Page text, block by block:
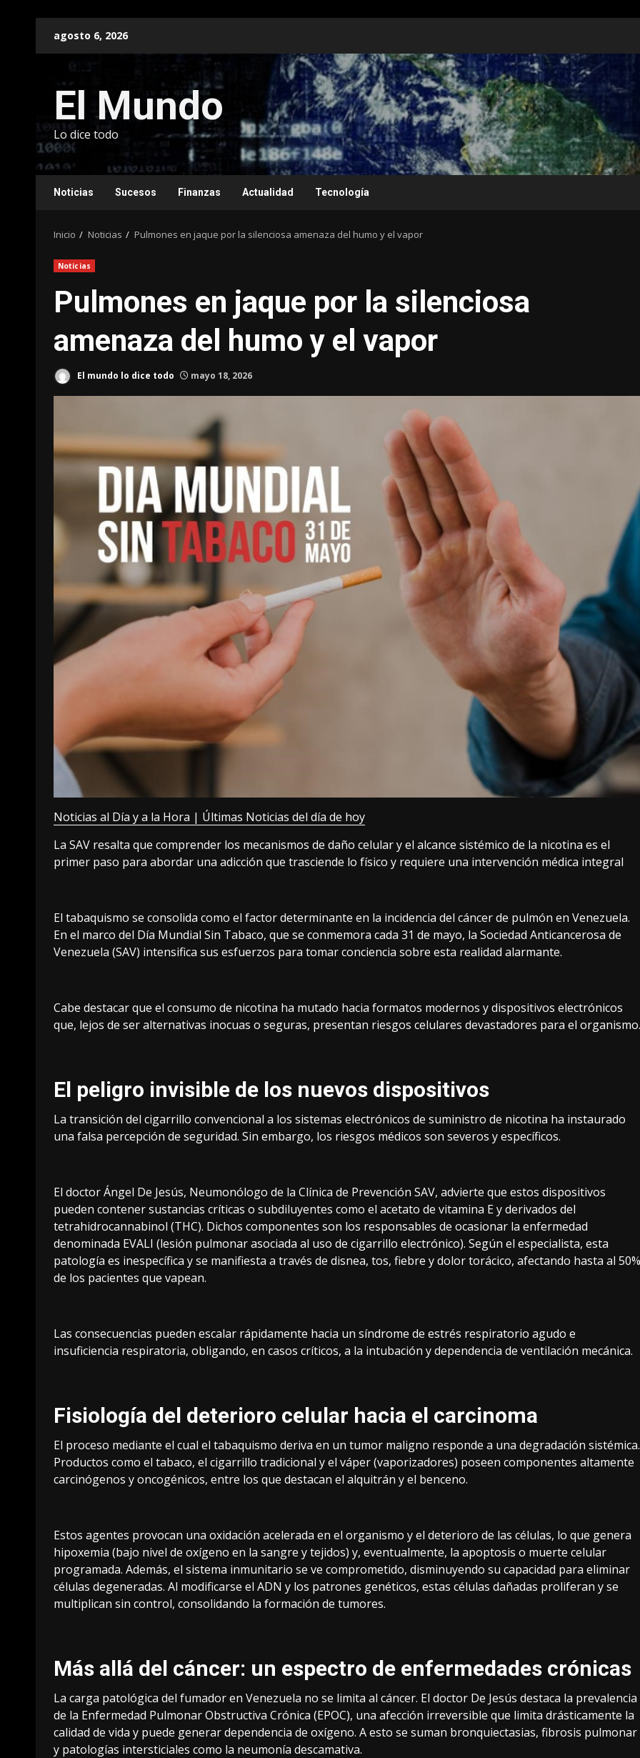
agosto 6, 2026
El Mundo
Lo dice todo
Noticias Sucesos Finanzas Actualidad Tecnología
Inicio Noticias Pulmones en jaque por la silenciosa amenaza del humo y el vapor
Noticias
Pulmones en jaque por la silenciosa
amenaza del humo y el vapor
El mundo lo dice todo mayo 18, 2026
Noticias al Día y a la Hora | Últimas Noticias del día de hoy
La SAV resalta que comprender los mecanismos de daño celular y el alcance sistémico de la nicotina es el
primer paso para abordar una adicción que trasciende lo físico y requiere una intervención médica integral
El tabaquismo se consolida como el factor determinante en la incidencia del cáncer de pulmón en Venezuela.
En el marco del Día Mundial Sin Tabaco, que se conmemora cada 31 de mayo, la Sociedad Anticancerosa de
Venezuela (SAV) intensifica sus esfuerzos para tomar conciencia sobre esta realidad alarmante.
Cabe destacar que el consumo de nicotina ha mutado hacia formatos modernos y dispositivos electrónicos
que, lejos de ser alternativas inocuas o seguras, presentan riesgos celulares devastadores para el organismo.
El peligro invisible de los nuevos dispositivos
La transición del cigarrillo convencional a los sistemas electrónicos de suministro de nicotina ha instaurado
una falsa percepción de seguridad. Sin embargo, los riesgos médicos son severos y específicos.
El doctor Ángel De Jesús, Neumonólogo de la Clínica de Prevención SAV, advierte que estos dispositivos
pueden contener sustancias críticas o subdiluyentes como el acetato de vitamina E y derivados del
tetrahidrocannabinol (THC). Dichos componentes son los responsables de ocasionar la enfermedad
denominada EVALI (lesión pulmonar asociada al uso de cigarrillo electrónico). Según el especialista, esta
patología es inespecífica y se manifiesta a través de disnea, tos, fiebre y dolor torácico, afectando hasta al 50%
de los pacientes que vapean.
Las consecuencias pueden escalar rápidamente hacia un síndrome de estrés respiratorio agudo e
insuficiencia respiratoria, obligando, en casos críticos, a la intubación y dependencia de ventilación mecánica.
Fisiología del deterioro celular hacia el carcinoma
El proceso mediante el cual el tabaquismo deriva en un tumor maligno responde a una degradación sistémica.
Productos como el tabaco, el cigarrillo tradicional y el váper (vaporizadores) poseen componentes altamente
carcinógenos y oncogénicos, entre los que destacan el alquitrán y el benceno.
Estos agentes provocan una oxidación acelerada en el organismo y el deterioro de las células, lo que genera
hipoxemia (bajo nivel de oxígeno en la sangre y tejidos) y, eventualmente, la apoptosis o muerte celular
programada. Además, el sistema inmunitario se ve comprometido, disminuyendo su capacidad para eliminar
células degeneradas. Al modificarse el ADN y los patrones genéticos, estas células dañadas proliferan y se
multiplican sin control, consolidando la formación de tumores.
Más allá del cáncer: un espectro de enfermedades crónicas
La carga patológica del fumador en Venezuela no se limita al cáncer. El doctor De Jesús destaca la prevalencia
de la Enfermedad Pulmonar Obstructiva Crónica (EPOC), una afección irreversible que limita drásticamente la
calidad de vida y puede generar dependencia de oxígeno. A esto se suman bronquiectasias, fibrosis pulmonar
y patologías intersticiales como la neumonía descamativa.